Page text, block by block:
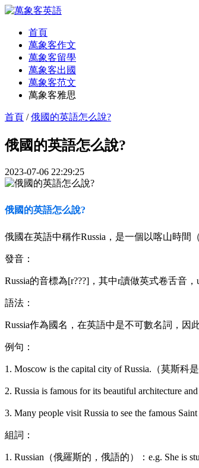
首頁
萬象客作文
萬象客留學
萬象客出國
萬象客范文
萬象客雅思
首頁 /俄國的英語怎么說?
俄國的英語怎么說?
2023-07-06 22:29:25
俄國的英語怎么說?
俄國在英語中稱作Russia，是一個以喀山時
發音：
Russia的音標為[r???]，其中r讀做英式卷舌音
語法：
Russia作為國名，在英語中是不可數名詞，因
例句：
1. Moscow is the capital city of Russia.（莫斯科
2. Russia is famous for its beautiful architecture
3. Many people visit Russia to see the famous
組詞：
1. Russian（俄羅斯的，俄語的）：e.g. She is